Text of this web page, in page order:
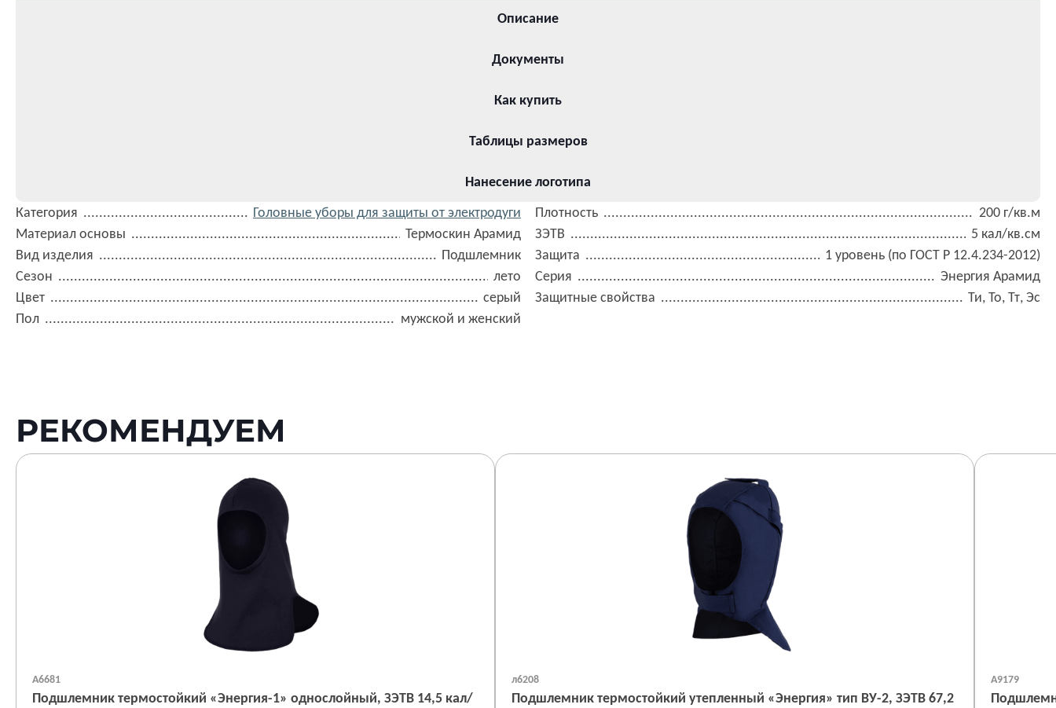
Описание
Документы
Как купить
Таблицы размеров
Нанесение логотипа
Категория
Головные уборы для защиты от электродуги
Материал основы
Термоскин Арамид
Вид изделия
Подшлемник
Сезон
лето
Цвет
серый
Пол
мужской и женский
Плотность
200 г/кв.м
ЗЭТВ
5 кал/кв.см
Защита
1 уровень (по ГОСТ Р 12.4.234-2012)
Серия
Энергия Арамид
Защитные свойства
Ти, То, Тт, Эс
РЕКОМЕНДУЕМ
А6681
Подшлемник термостойкий «Энергия-1» однослойный, ЗЭТВ 14,5 кал/
л6208
Подшлемник термостойкий утепленный «Энергия» тип ВУ-2, ЗЭТВ 67,2
А9179
Подшлемник